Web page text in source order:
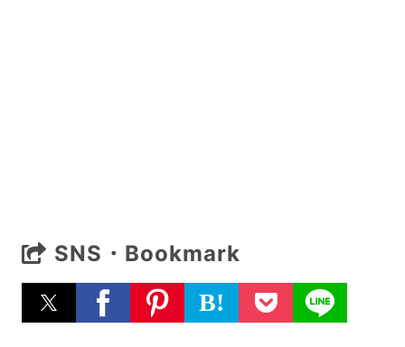
SNS・Bookmark
B!